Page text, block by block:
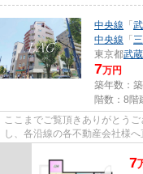
中央線 「
中央線 「
東京都武
7万円
築年数：
階数：8階
ここまでご覧頂きありがとう
し、各沿線の各不動産会社様
7